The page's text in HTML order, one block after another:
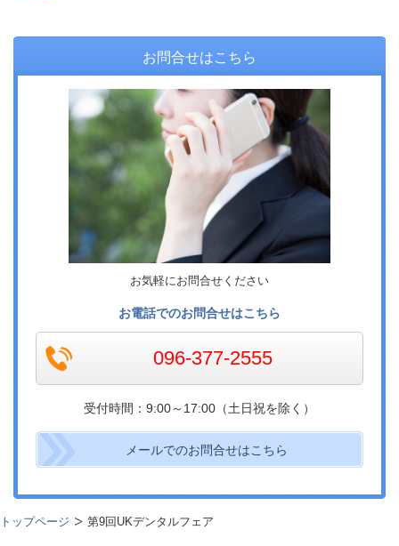
お問合せはこちら
お気軽にお問合せください
お電話でのお問合せはこちら
096-377-2555
受付時間：9:00～17:00（土日祝を除く）
メールでのお問合せはこちら
トップページ 第9回UKデンタルフェア